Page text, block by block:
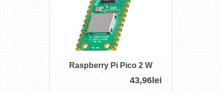
Raspberry Pi Pico 2 W
43,96lei